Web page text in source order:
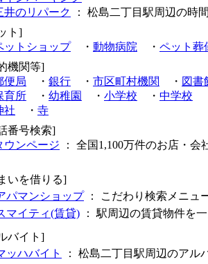
井のリパーク
： 松島二丁目駅周辺の時
ト]
ットショップ・ 動物病院 ・ ペット葬
機関等]
便局 ・ 銀行 ・ 市区町村機関 ・ 図書
育所 ・ 幼稚園 ・ 小学校 ・ 中学校
社 ・ 寺
番号検索]
ウンページ ： 全国1,100万件のお店・
いを借りる]
パマンショップ： こだわり検索メニュ
マイティ(賃貸) ： 駅周辺の賃貸物件を
バイト]
ッハバイト
： 松島二丁目駅周辺のアル